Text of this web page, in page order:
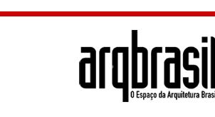
Skip to main content